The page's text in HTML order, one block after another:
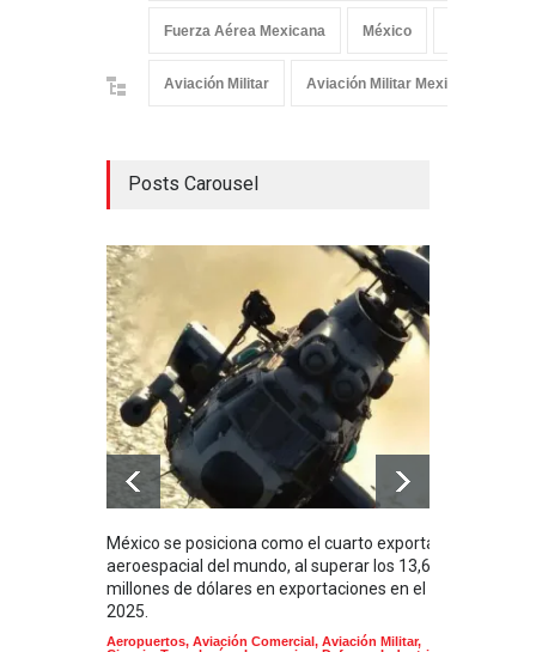
Fuerza Aérea Mexicana México
Aviación Militar Aviación Militar Mexicana
Posts Carousel
México se posiciona como el cuarto exportador
aeroespacial del mundo, al superar los 13,600
millones de dólares en exportaciones en el
2025.
Aeropuertos, Aviación Comercial, Aviación Militar,